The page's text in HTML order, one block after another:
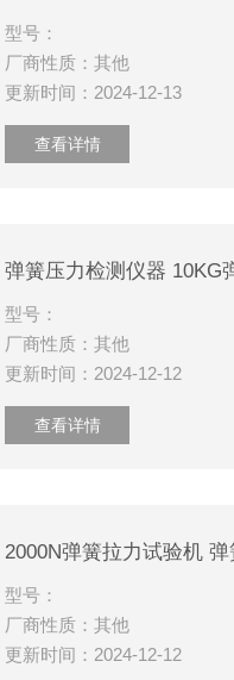
型号：
厂商性质：其他
更新时间：2024-12-13
查看详情
型号：
厂商性质：其他
更新时间：2024-12-12
查看详情
型号：
厂商性质：其他
更新时间：2024-12-12